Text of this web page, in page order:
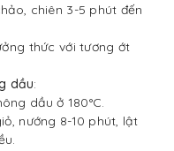
chiên 3-5 phút đến
thức với tương ớt
dầu:
dầu ở 180°C.
nướng 8-10 phút, lật